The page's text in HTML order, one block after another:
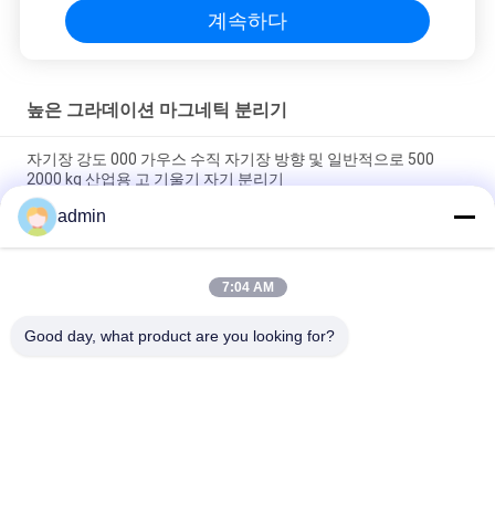
계속하다
높은 그라데이션 마그네틱 분리기
자기장 강도 000 가우스 수직 자기장 방향 및 일반적으로 500
2000 kg 산업용 고 기울기 자기 분리기
000 가우스 자기장 강도 철판 자기 분리기 맞춤형 자기 분리는 모
델 매개변수에 따라 다릅니다.
50Hz60Hz 전원 공급 고 기울기 자기 분리기 WD1000 모델 옵션
admin
7:04 AM
Good day, what product are you looking for?